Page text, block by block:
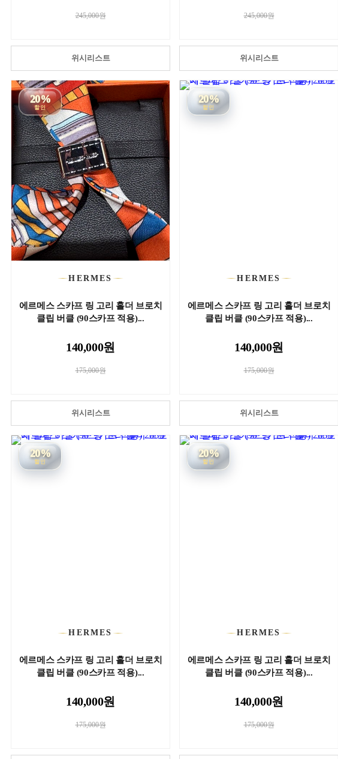
245,000원
위시리스트
245,000원
위시리스트
20%
할인
HERMES
에르메스 스카프 링 고리 홀더 브로치
클립 버클 (90스카프 적용)...
140,000원
175,000원
위시리스트
20%
할인
HERMES
에르메스 스카프 링 고리 홀더 브로치
클립 버클 (90스카프 적용)...
140,000원
175,000원
위시리스트
20%
할인
HERMES
에르메스 스카프 링 고리 홀더 브로치
클립 버클 (90스카프 적용)...
140,000원
175,000원
20%
할인
HERMES
에르메스 스카프 링 고리 홀더 브로치
클립 버클 (90스카프 적용)...
140,000원
175,000원